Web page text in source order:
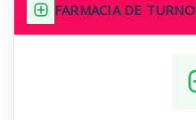
FARMACIA DE TURNO